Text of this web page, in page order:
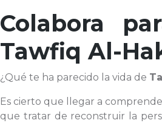
Colabora
Tawfiq Al-
¿Qué te ha parecido la vida de
Es cierto que llegar a
que tratar de reconstruir la